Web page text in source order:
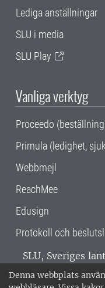
Denna webbplats
Lediga anställningar
SLU i media
SLU Play
Vanliga verktyg
Proceedo
Primula (ledighet,
Webbmejl
ReachMee
Edusign
Protokoll och
SLU, Sveriges
verksamhet över
Alnarp, Uppsala